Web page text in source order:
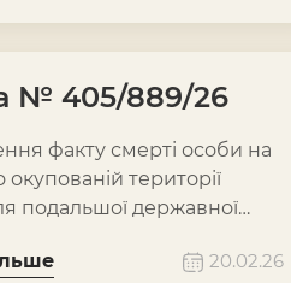
№ 405/889/26
факту смерті особи на
території
подальшої державної
20.02.26